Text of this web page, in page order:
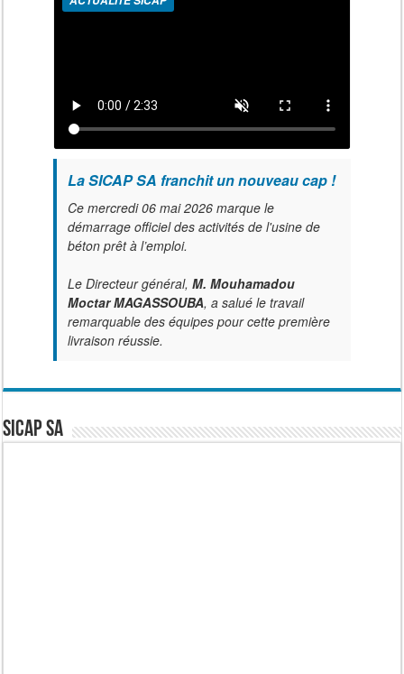
La SICAP SA franchit un nouveau cap !
Ce mercredi 06 mai 2026 marque le
démarrage officiel des activités de l'usine de
béton prêt à l’emploi.
Le Directeur général, M. Mouhamadou
Moctar MAGASSOUBA, a salué le travail
remarquable des équipes pour cette première
livraison réussie.
SICAP SA